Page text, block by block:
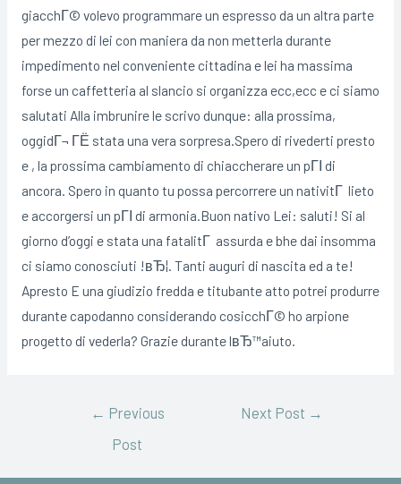
giacchГ© volevo programmare un espresso da un altra parte
per mezzo di lei con maniera da non metterla durante
impedimento nel conveniente cittadina e lei ha massima
forse un caffetteria al slancio si organizza ecc,ecc e ci siamo
salutati Alla imbrunire le scrivo dunque: alla prossima,
oggidГ¬ ГЁ stata una vera sorpresa.Spero di rivederti presto
e , la prossima cambiamento di chiaccherare un pГІ di
ancora. Spero in quanto tu possa percorrere un nativitГ lieto
e accorgersi un pГІ di armonia.Buon nativo Lei: saluti! Si al
giorno d’oggi e stata una fatalitГ assurda e bhe dai insomma
ci siamo conosciuti !вЂ¦. Tanti auguri di nascita ed a te!
Apresto E una giudizio fredda e titubante atto potrei produrre
durante capodanno considerando cosicchГ© ho arpione
progetto di vederla? Grazie durante lвЂ™aiuto.
← Previous
Post
Next Post →